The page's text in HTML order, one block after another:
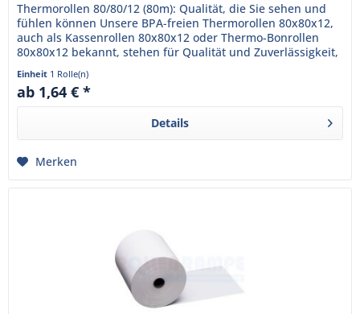
Thermorollen 80/80/12 (80m): Qualität, die Sie sehen und
fühlen können Unsere BPA-freien Thermorollen 80x80x12,
auch als Kassenrollen 80x80x12 oder Thermo-Bonrollen
80x80x12 bekannt, stehen für Qualität und Zuverlässigkeit,
die Ihr...
Einheit 1 Rolle(n)
ab 1,64 € *
Details
Merken